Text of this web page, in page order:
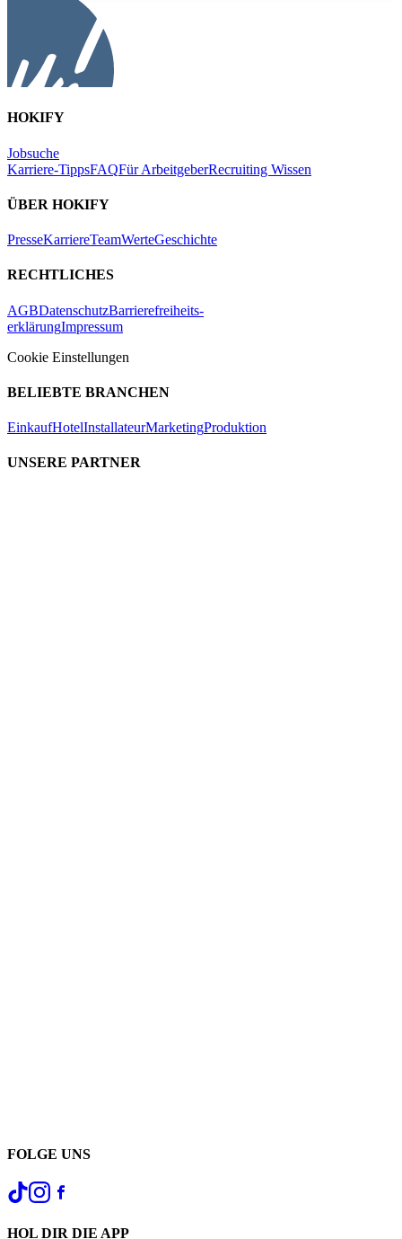
HOKIFY
Jobsuche
Karriere-TippsFAQFür ArbeitgeberRecruiting Wissen
ÜBER HOKIFY
PresseKarriereTeamWerteGeschichte
RECHTLICHES
AGBDatenschutzBarrierefreiheits-
erklärungImpressum
Cookie Einstellungen
BELIEBTE BRANCHEN
EinkaufHotelInstallateurMarketingProduktion
UNSERE PARTNER
FOLGE UNS
HOL DIR DIE APP